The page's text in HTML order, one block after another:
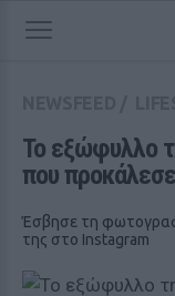
Το εξώφυλλο
που
Έσβησε τη
της στο Instagram